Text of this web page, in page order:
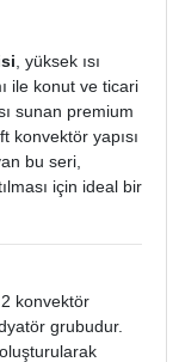
, yüksek ısı
ile konut ve ticari
sunan premium
konvektör yapısı
bu seri,
için ideal bir
konvektör
grubudur.